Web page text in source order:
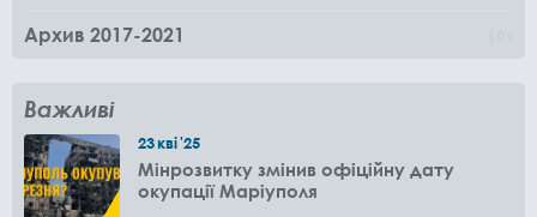
Архив 2017-2021
Важливі
23кві'25
Мінрозвитку змінив офіційну дату
окупації Маріуполя